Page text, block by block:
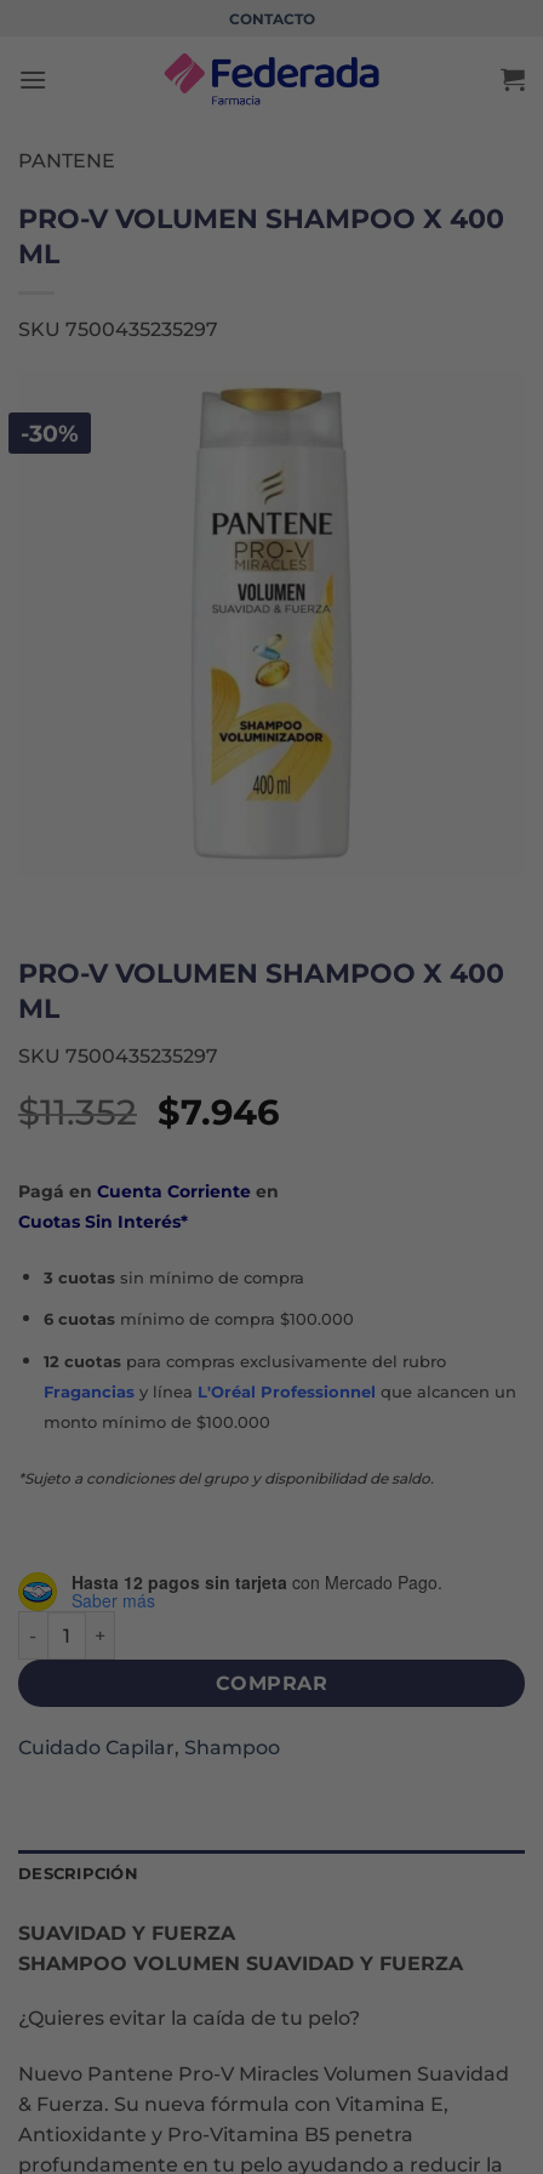
contenido
CONTACTO
PANTENE
PRO-V VOLUMEN SHAMPOO X 400
ML
SKU 7500435235297
-30%
PRO-V VOLUMEN SHAMPOO X 400
ML
SKU 7500435235297
$11.352 El
original
era:
$7.946El
actual
Pagá en Cuenta Corriente en
Cuotas Sin Interés*
3 cuotassin mínimo de compra
6 cuotasmínimo de compra $100.000
12 cuotaspara compras exclusivamente del rubro
Fraganciasy línea L'Oréal Professionnel que alcancen un
monto mínimo de $100.000
*Sujeto a condiciones del grupo y disponibilidad de saldo.
Hasta 12 pagos sin tarjeta con Mercado Pago.
Saber más
COMPRAR
Cuidado Capilar, Shampoo
DESCRIPCIÓN
SUAVIDAD Y FUERZA
SHAMPOO VOLUMEN SUAVIDAD Y FUERZA
¿Quieres evitar la caída de tu pelo?
Nuevo Pantene Pro-V Miracles Volumen Suavidad
& Fuerza. Su nueva fórmula con Vitamina E,
Antioxidante y Pro-Vitamina B5 penetra
profundamente en tu pelo ayudando a reducir la